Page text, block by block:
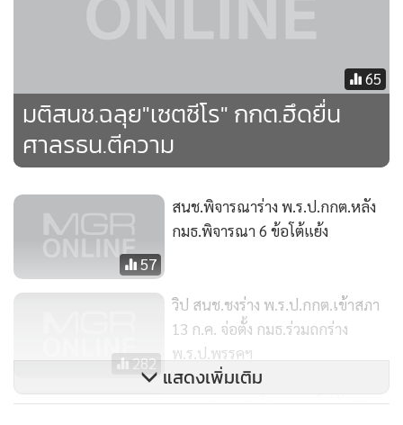
มองว่าการดำรงอยู่ในตำแหน่งเป็นเรื่องสิทธิ ถ้ามองเป็นเรื่องสิทธิ
ก็จะคงอยู่ตลอดไป แต่ขอให้มองเป็นเรื่องการอาสามาปฏิบัติ
หน้าที่ และการให้พ้นจากตำแหน่งตามมาตรา 70 วรรค 1 ไม่ใช่
การลงโทษ เพราะมีการระบุชัดเจนให้ผู้พ้นตำแหน่งได้รับ
บำเหน็จจากการพ้นการปฏิบัติหน้าที่ หากเป็นการลงโทษคงไม่
ระบุเรื่องนี้ไว้ และไม่ขัดต่อหลักนิติธรรม แต่เป็นความจำเป็นเมื่อ
มีการปรับโครงสร้างองค์กร ไม่ใช่การออกกฎหมายย้อนหลังโดย
เป็นโทษ
ทั้งนี้ ที่ประชุม สนช.ได้ลงมติเห็นชอบร่าง พ.ร.ป.คณะกรรมการ
การเลือกตั้งด้วยคะแนน 194 ต่อ 0 งดออกเสียง 7 จากนั้นส่งให้
นายกรัฐมนตรีนำขึ้นทูลเกล้าฯ ถวาย ประกาศบังคับใช้เป็น
กฎหมายต่อไป ทั้งนี้ถือเป็นร่าง พ.ร.บ.ประกอบรัฐธรรมนูญฉบับ
65
มติสนช.ฉลุย"เซตซีโร" กกต.ฮึดยื่น
ศาลรธน.ตีความ
57
สนช.พิจารณาร่าง พ.ร.ป.กกต.หลัง
กมธ.พิจารณา 6 ข้อโต้แย้ง
282
วิป สนช.ชงร่าง พ.ร.ป.กกต.เข้าสภา
13 ก.ค. จ่อตั้ง กมธ.ร่วมถกร่าง
พ.ร.ป.พรรคฯ
กม.พรรคการเมือง-กกต.ไม่ขัดรธน.
แสดงเพิ่มเติม